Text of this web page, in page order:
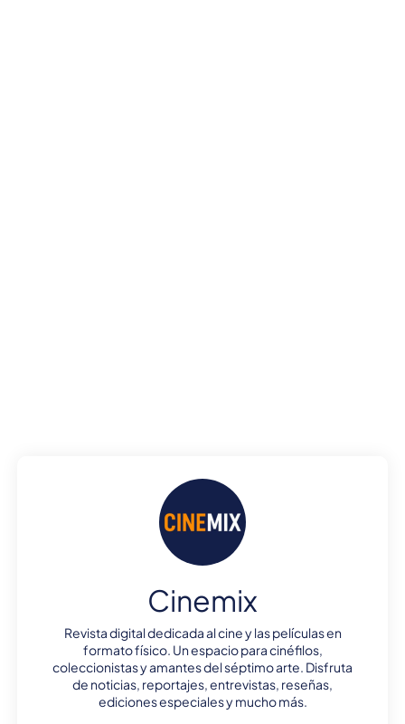
Cinemix
Revista digital dedicada al cine y las películas en
formato físico. Un espacio para cinéfilos,
coleccionistas y amantes del séptimo arte. Disfruta
de noticias, reportajes, entrevistas, reseñas,
ediciones especiales y mucho más.